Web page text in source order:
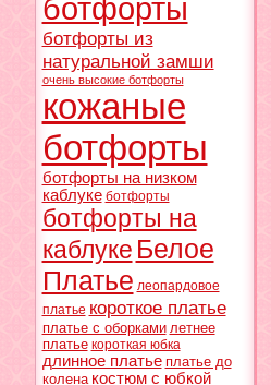
ботфорты
ботфорты из
натуральной замши
очень высокие ботфорты
кожаные
ботфорты
ботфорты на низком
каблуке ботфорты
ботфорты на
каблуке Белое
Платье леопардовое
платье короткое платье
платье с оборками летнее
платье короткая юбка
длинное платье платье до
колена костюм с юбкой